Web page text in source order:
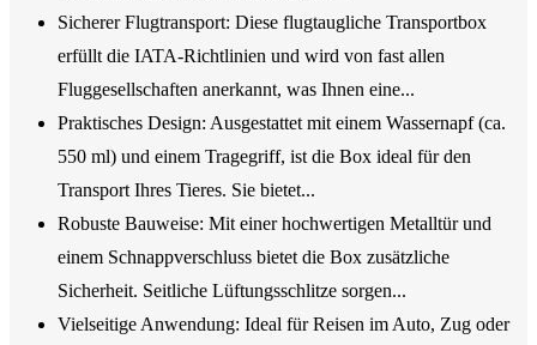
Sicherer Flugtransport: Diese flugtaugliche Transportbox
erfüllt die IATA-Richtlinien und wird von fast allen
Fluggesellschaften anerkannt, was Ihnen eine...
Praktisches Design: Ausgestattet mit einem Wassernapf (ca.
550 ml) und einem Tragegriff, ist die Box ideal für den
Transport Ihres Tieres. Sie bietet...
Robuste Bauweise: Mit einer hochwertigen Metalltür und
einem Schnappverschluss bietet die Box zusätzliche
Sicherheit. Seitliche Lüftungsschlitze sorgen...
Vielseitige Anwendung: Ideal für Reisen im Auto, Zug oder